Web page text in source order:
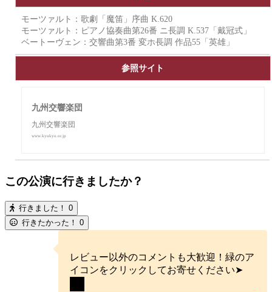
モーツァルト：歌劇「魔笛」序曲 K.620
モーツァルト：ピアノ協奏曲第26番 ニ長調 K.537「戴冠式」
ベートーヴェン：交響曲第3番 変ホ長調 作品55「英雄」
参照サイト
九州交響楽団
九州交響楽団
www.kyukyo.or.jp
この公演に行きましたか？
行きました！ 0
行きたかった！ 0
レビュー以外のコメントも大歓迎！緑のア
イコンをクリックしてお寄せください➤